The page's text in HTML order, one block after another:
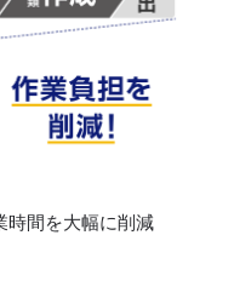
時間を大幅に削減